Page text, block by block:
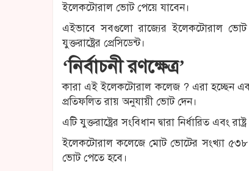
ইলেকটোরাল ভোট পেয়ে যাবেন।
এইভাবে সবগুলো রাজ্যের ইলেকটোরাল ভোট
যুক্তরাষ্ট্রের প্রেসিডেন্ট।
‘নির্বাচনী রণক্ষেত্র’
কারা এই ইলেকটোরাল কলেজ ? এরা হচ্ছেন
প্রতিফলিত রায় অনুযায়ী ভোট দেন।
এটি যুক্তরাষ্ট্রের সংবিধান দ্বারা নির্ধারিত এবং
ইলেকটোরাল কলেজে মোট ভোটের সংখ্যা
ভোট পেতে হবে।